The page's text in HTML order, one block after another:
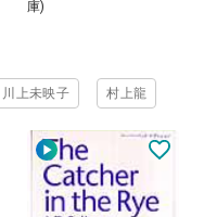
庫)
川上未映子 村上龍